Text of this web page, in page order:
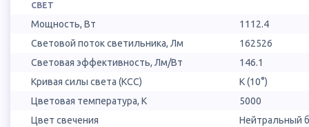
СВЕТ
Мощность, Вт
1112.4
Световой поток светильника, Лм
162526
Световая эффективность, Лм/Вт
146.1
Кривая силы света (КСС)
К (10°)
Цветовая температура, К
5000
Цвет свечения
Нейтральный